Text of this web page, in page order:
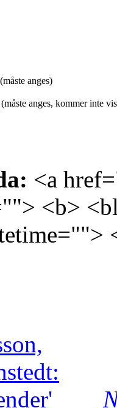
anges)
anges, kommer inte
<a
<b>